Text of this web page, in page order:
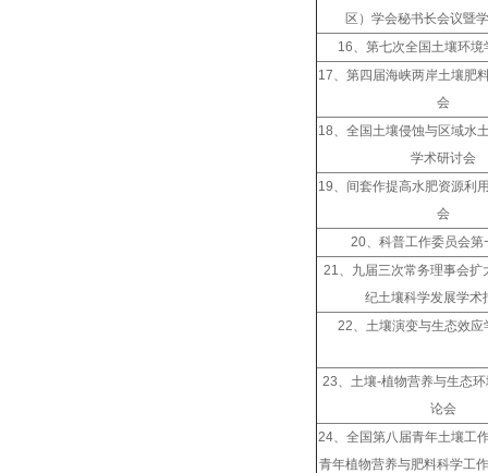
区）学会秘书长会议暨
16、第七次全国土壤环境
17、第四届海峡两岸土壤肥
会
18、全国土壤侵蚀与区域水
学术研讨会
19、间套作提高水肥资源利
会
20、科普工作委员会第
21、九届三次常务理事会扩
纪土壤科学发展学术
22、土壤演变与生态效应
23、土壤-植物营养与生态
论会
24、全国第八届青年土壤工
青年植物营养与肥料科学工